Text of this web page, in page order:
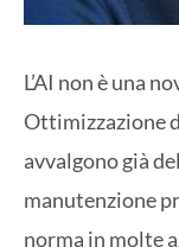
L’AI non è una
Ottimizzazione
avvalgono già
manutenzione
norma in molte